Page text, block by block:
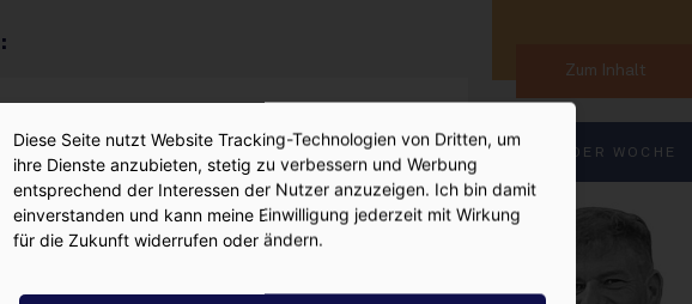
Pommery
Zum Inhalt
KOPF DER WOCHE
Diese Seite nutzt Website Tracking-Technologien von Dritten, um
ihre Dienste anzubieten, stetig zu verbessern und Werbung
entsprechend der Interessen der Nutzer anzuzeigen. Ich bin damit
einverstanden und kann meine Einwilligung jederzeit mit Wirkung
für die Zukunft widerrufen oder ändern.